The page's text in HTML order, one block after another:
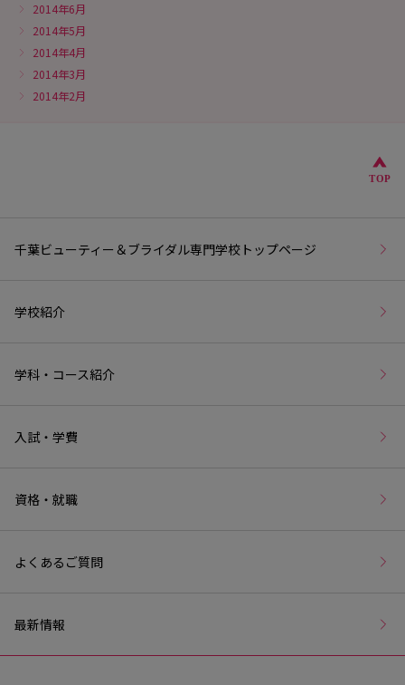
2014年6月
2014年5月
2014年4月
2014年3月
2014年2月
こ
TOP
千葉ビューティー＆ブライダル専門学校トップページ
学校紹介
学科・コース紹介
入試・学費
資格・就職
よくあるご質問
最新情報